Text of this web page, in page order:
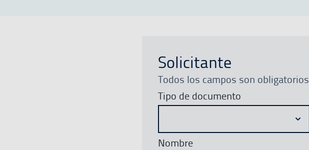
Solicitante
Todos los campos son obligatorios
Tipo de documento
Nombre